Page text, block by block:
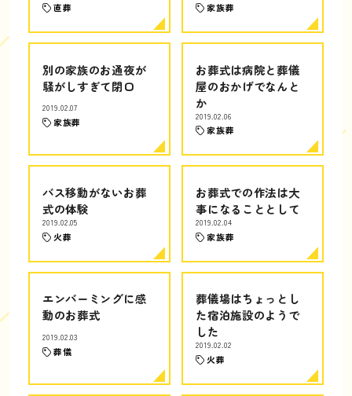
直葬 家族葬
別の家族のお通夜が
騒がしすぎて閉口
2019.02.07
家族葬
お葬式は病院と葬儀
屋のおかげでなんと
か
2019.02.06
家族葬
バス移動がないお葬
式の体験
2019.02.05
火葬
お葬式での作法は大
事になることとして
2019.02.04
家族葬
エンバーミングに感
動のお葬式
2019.02.03
葬儀
葬儀場はちょっとし
た宿泊施設のようで
した
2019.02.02
火葬